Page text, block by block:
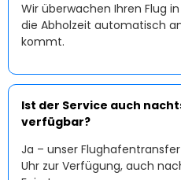
Wir überwachen Ihren Flug
die Abholzeit automatisch
kommt.
Ist der Service auch
verfügbar?
Ja – unser
Uhr zur Verfügung, auch